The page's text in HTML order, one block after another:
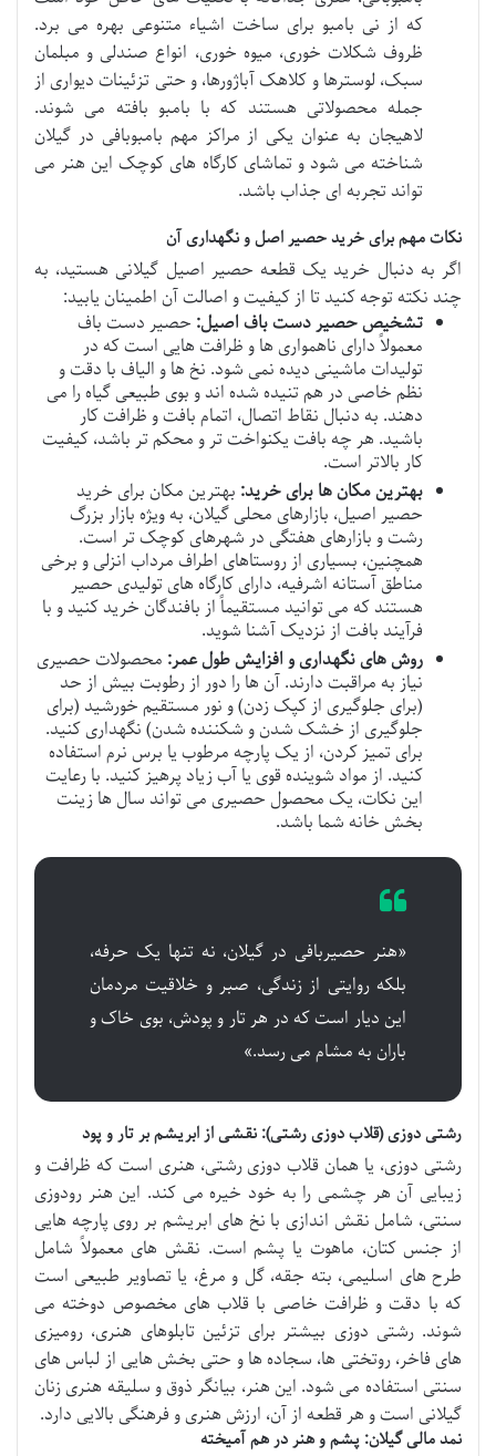
که از نی بامبو برای ساخت اشیاء متنوعی بهره می برد.
ظروف شکلات خوری، میوه خوری، انواع صندلی و مبلمان
سبک، لوسترها و کلاهک آباژورها، و حتی تزئینات دیواری از
جمله محصولاتی هستند که با بامبو بافته می شوند.
لاهیجان به عنوان یکی از مراکز مهم بامبوبافی در گیلان
شناخته می شود و تماشای کارگاه های کوچک این هنر می
تواند تجربه ای جذاب باشد.
نکات مهم برای خرید حصیر اصل و نگهداری آن
اگر به دنبال خرید یک قطعه حصیر اصیل گیلانی هستید، به
چند نکته توجه کنید تا از کیفیت و اصالت آن اطمینان یابید:
تشخیص حصیر دست باف اصیل: حصیر دست باف
معمولاً دارای ناهمواری ها و ظرافت هایی است که در
تولیدات ماشینی دیده نمی شود. نخ ها و الیاف با دقت و
نظم خاصی در هم تنیده شده اند و بوی طبیعی گیاه را می
دهند. به دنبال نقاط اتصال، اتمام بافت و ظرافت کار
باشید. هر چه بافت یکنواخت تر و محکم تر باشد، کیفیت
کار بالاتر است.
بهترین مکان ها برای خرید: بهترین مکان برای خرید
حصیر اصیل، بازارهای محلی گیلان، به ویژه بازار بزرگ
رشت و بازارهای هفتگی در شهرهای کوچک تر است.
همچنین، بسیاری از روستاهای اطراف مرداب انزلی و برخی
مناطق آستانه اشرفیه، دارای کارگاه های تولیدی حصیر
هستند که می توانید مستقیماً از بافندگان خرید کنید و با
فرآیند بافت از نزدیک آشنا شوید.
روش های نگهداری و افزایش طول عمر: محصولات حصیری
نیاز به مراقبت دارند. آن ها را دور از رطوبت بیش از حد
(برای جلوگیری از کپک زدن) و نور مستقیم خورشید (برای
جلوگیری از خشک شدن و شکننده شدن) نگهداری کنید.
برای تمیز کردن، از یک پارچه مرطوب یا برس نرم استفاده
کنید. از مواد شوینده قوی یا آب زیاد پرهیز کنید. با رعایت
این نکات، یک محصول حصیری می تواند سال ها زینت
بخش خانه شما باشد.
«هنر حصیربافی در گیلان، نه تنها یک حرفه،
بلکه روایتی از زندگی، صبر و خلاقیت مردمان
این دیار است که در هر تار و پودش، بوی خاک و
باران به مشام می رسد.»
رشتی دوزی (قلاب دوزی رشتی): نقشی از ابریشم بر تار و پود
رشتی دوزی، یا همان قلاب دوزی رشتی، هنری است که ظرافت و
زیبایی آن هر چشمی را به خود خیره می کند. این هنر رودوزی
سنتی، شامل نقش اندازی با نخ های ابریشم بر روی پارچه هایی
از جنس کتان، ماهوت یا پشم است. نقش های معمولاً شامل
طرح های اسلیمی، بته جقه، گل و مرغ، یا تصاویر طبیعی است
که با دقت و ظرافت خاصی با قلاب های مخصوص دوخته می
شوند. رشتی دوزی بیشتر برای تزئین تابلوهای هنری، رومیزی
های فاخر، روتختی ها، سجاده ها و حتی بخش هایی از لباس های
سنتی استفاده می شود. این هنر، بیانگر ذوق و سلیقه هنری زنان
گیلانی است و هر قطعه از آن، ارزش هنری و فرهنگی بالایی دارد.
نمد مالی گیلان: پشم و هنر در هم آمیخته